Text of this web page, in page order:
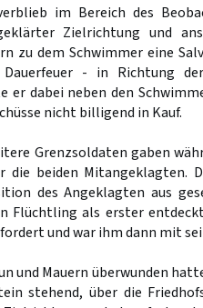
im Bereich des
Zielrichtung und
zu dem Schwimmer eine
- in Richtung
er dabei neben den
nicht billigend in Kauf.
Grenzsoldaten gaben
die beiden Mitangeklagten.
des Angeklagten aus
Flüchtling als erster
und war ihm dann mit
und Mauern überwunden
stehend, über die